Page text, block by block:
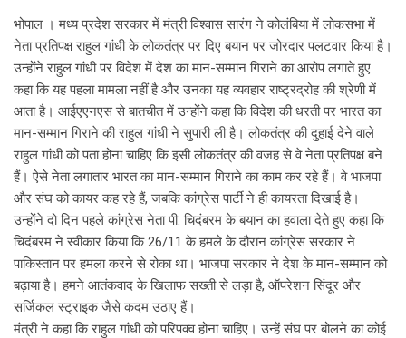
भोपाल । मध्य प्रदेश सरकार में मंत्री विश्वास सारंग ने कोलंबिया में लोकसभा में
नेता प्रतिपक्ष राहुल गांधी के लोकतंत्र पर दिए बयान पर जोरदार पलटवार किया है।
उन्होंने राहुल गांधी पर विदेश में देश का मान-सम्मान गिराने का आरोप लगाते हुए
कहा कि यह पहला मामला नहीं है और उनका यह व्यवहार राष्ट्रद्रोह की श्रेणी में
आता है। आईएएनएस से बातचीत में उन्होंने कहा कि विदेश की धरती पर भारत का
मान-सम्मान गिराने की राहुल गांधी ने सुपारी ली है। लोकतंत्र की दुहाई देने वाले
राहुल गांधी को पता होना चाहिए कि इसी लोकतंत्र की वजह से वे नेता प्रतिपक्ष बने
हैं। ऐसे नेता लगातार भारत का मान-सम्मान गिराने का काम कर रहे हैं। वे भाजपा
और संघ को कायर कह रहे हैं, जबकि कांग्रेस पार्टी ने ही कायरता दिखाई है।
उन्होंने दो दिन पहले कांग्रेस नेता पी. चिदंबरम के बयान का हवाला देते हुए कहा कि
चिदंबरम ने स्वीकार किया कि 26/11 के हमले के दौरान कांग्रेस सरकार ने
पाकिस्तान पर हमला करने से रोका था। भाजपा सरकार ने देश के मान-सम्मान को
बढ़ाया है। हमने आतंकवाद के खिलाफ सख्ती से लड़ा है, ऑपरेशन सिंदूर और
सर्जिकल स्ट्राइक जैसे कदम उठाए हैं।
मंत्री ने कहा कि राहुल गांधी को परिपक्व होना चाहिए। उन्हें संघ पर बोलने का कोई